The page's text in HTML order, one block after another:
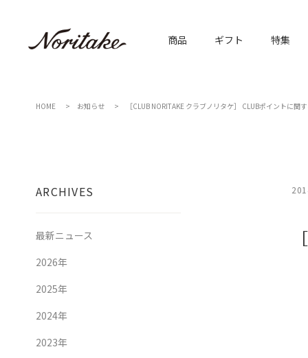
商品 ギフト 特集
HOME お知らせ ［CLUB NORITAKE クラブノリタケ］ CLUBポイントに関
ARCHIVES
最新ニュース
2026年
2025年
2024年
2023年